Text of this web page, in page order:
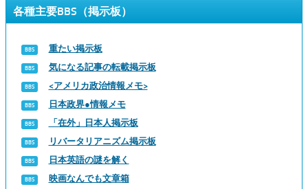
各種主要BBS（掲示板）
重たい掲示板
気になる記事の転載掲示板
<アメリカ政治情報メモ>
日本政界●情報メモ
「在外」日本人掲示板
リバータリアニズム掲示板
日本英語の謎を解く
映画なんでも文章箱